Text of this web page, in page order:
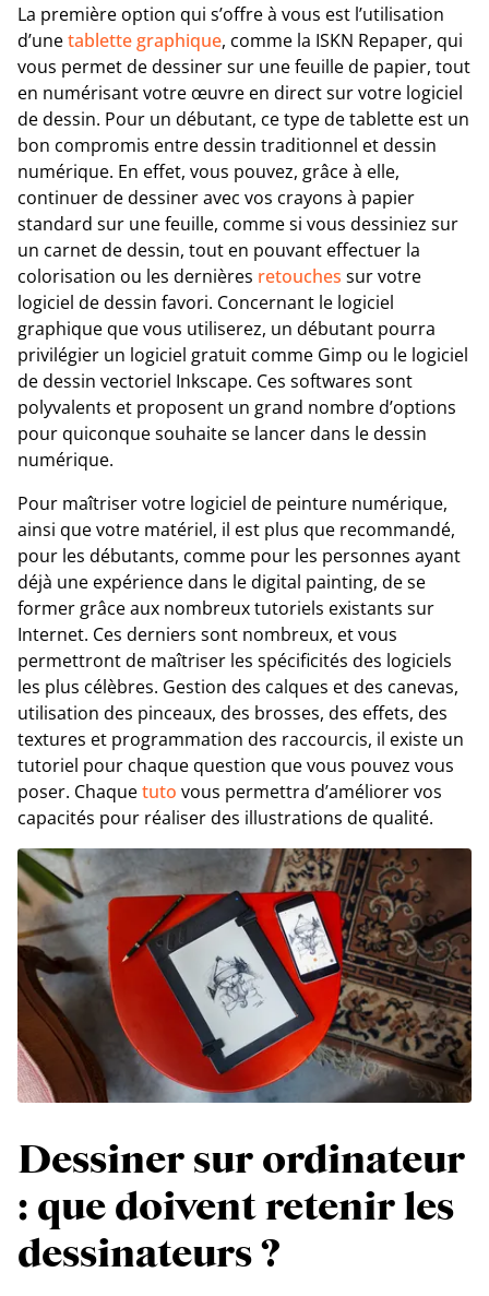
La première option qui s’offre à vous est l’utilisation
d’unetablette graphique, comme la ISKN Repaper, qui
vous permet de dessiner sur une feuille de papier, tout
en numérisant votre œuvre en direct sur votre logiciel
de dessin. Pour un débutant, ce type de tablette est un
bon compromis entre dessin traditionnel et dessin
numérique. En effet, vous pouvez, grâce à elle,
continuer de dessiner avec vos crayons à papier
standard sur une feuille, comme si vous dessiniez sur
un carnet de dessin, tout en pouvant effectuer la
colorisation ou les dernières retouches sur votre
logiciel de dessin favori. Concernant le logiciel
graphique que vous utiliserez, un débutant pourra
privilégier un logiciel gratuit comme Gimp ou le logiciel
de dessin vectoriel Inkscape. Ces softwares sont
polyvalents et proposent un grand nombre d’options
pour quiconque souhaite se lancer dans le dessin
numérique.
Pour maîtriser votre logiciel de peinture numérique,
ainsi que votre matériel, il est plus que recommandé,
pour les débutants, comme pour les personnes ayant
déjà une expérience dans le digital painting, de se
former grâce aux nombreux tutoriels existants sur
Internet. Ces derniers sont nombreux, et vous
permettront de maîtriser les spécificités des logiciels
les plus célèbres. Gestion des calques et des canevas,
utilisation des pinceaux, des brosses, des effets, des
textures et programmation des raccourcis, il existe un
tutoriel pour chaque question que vous pouvez vous
poser. Chaquetuto vous permettra d’améliorer vos
capacités pour réaliser des illustrations de qualité.
Dessiner sur ordinateur
: que doivent retenir les
dessinateurs ?